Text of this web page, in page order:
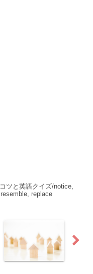
ツと英語クイズ/notice,
replace